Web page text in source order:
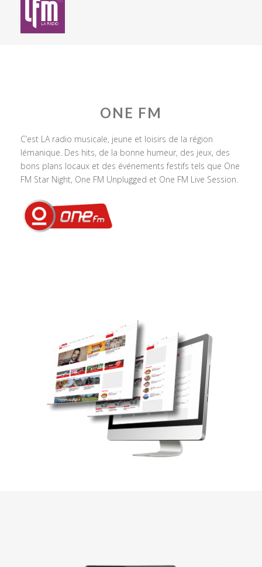
ONE FM
C’est LA radio musicale, jeune et loisirs de la région
lémanique. Des hits, de la bonne humeur, des jeux, des
bons plans locaux et des événements festifs tels que One
FM Star Night, One FM Unplugged et One FM Live Session.